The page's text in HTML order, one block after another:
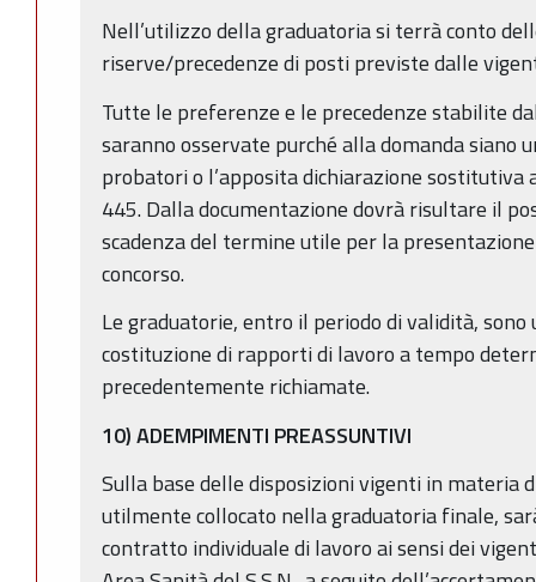
Nell’utilizzo della graduatoria si terrà conto
riserve/precedenze di posti previste dalle
Tutte le preferenze e le precedenze stabilite
saranno osservate purché alla domanda siano
probatori o l’apposita dichiarazione sostitutiva
445. Dalla documentazione dovrà risultare il
scadenza del termine utile per la
concorso.
Le graduatorie, entro il periodo di validità,
costituzione di rapporti di lavoro a tempo
precedentemente richiamate.
10) ADEMPIMENTI PREASSUNTIVI
Sulla base delle disposizioni vigenti in materia
utilmente collocato nella graduatoria finale,
contratto individuale di lavoro ai sensi dei